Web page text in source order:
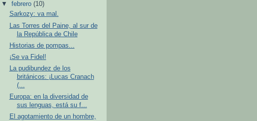
▼febrero(10)
Sarkozy: va mal.
Las Torres del Paine, al sur de
la República de Chile
Historias de pompas...
¡Se va Fidel!
La pudibundez de los
británicos: ¡Lucas Cranach
(...
Europa: en la diversidad de
sus lenguas, está su f...
El agotamiento de un hombre,